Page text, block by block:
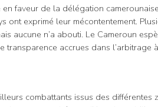
en faveur de la délégation
ont exprimé leur mécontentement.
aucune n’a abouti. Le Cameroun
accrues dans l’arbitrage
combattants issus des différentes